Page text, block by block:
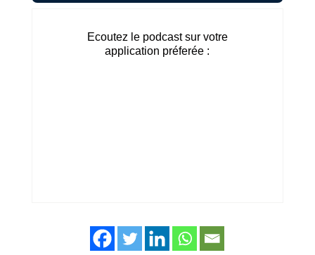
Ecoutez le podcast sur votre
application préferée :